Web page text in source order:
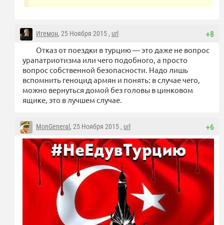
+8
Игемон, 25 Ноября 2015 , url
Отказ от поездки в турцию — это даже не вопрос
урапатриотизма или чего подобного, а просто
вопрос собственной безопасности. Надо лишь
вспомнить геноцид армян и понять: в случае чего,
можно вернуться домой без головы в цинковом
ящике, это в лучшем случае.
+6
MonGeneral , 25 Ноября 2015 , url